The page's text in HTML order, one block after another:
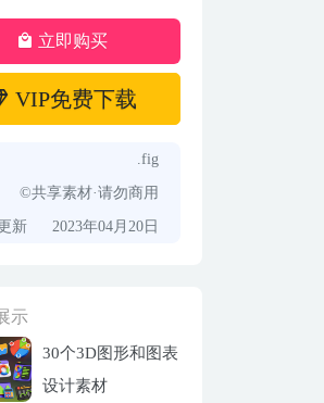
立即购买
VIP免费下载
.fig
©共享素材·请勿商用
新 2023年04月20日
示
30个3D图形和图表
设计素材